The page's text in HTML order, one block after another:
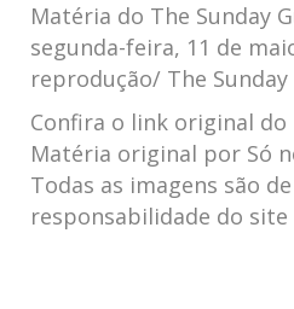
Matéria do The Sunday
segunda-feira, 11 de
reprodução/ The
Confira o link original do
Matéria original por Só
Todas as imagens são
responsabilidade do site